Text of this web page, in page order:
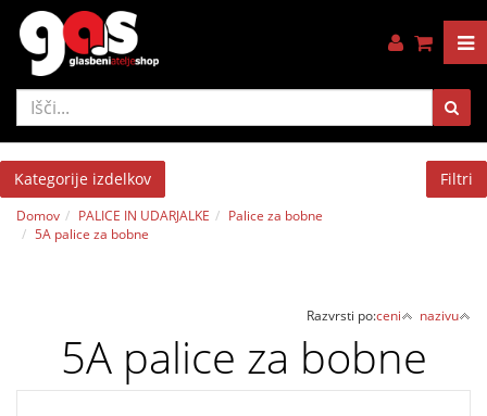
Kategorije izdelkov Filtri
Domov PALICE IN UDARJALKE
Palice za bobne
5A palice za bobne
Razvrsti po:ceni nazivu
5A palice za bobne